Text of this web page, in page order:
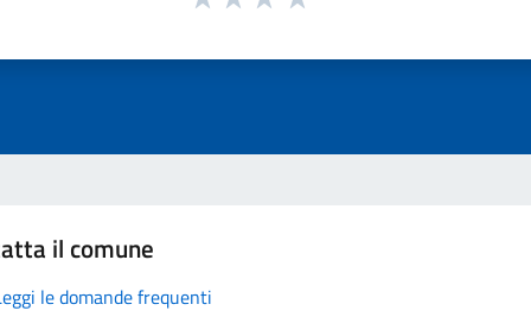
il comune
le domande frequenti